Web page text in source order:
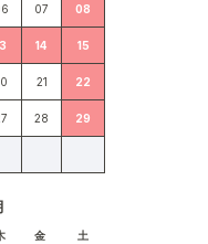
07 08
14 15
21 22
28 29
金 土